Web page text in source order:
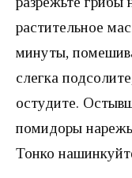
растительное
минуты,
слегка
остудите.
помидоры
Тонко